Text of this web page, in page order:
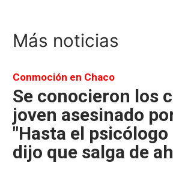
Más noticias
Conmoción en Chaco
Se conocieron los
joven asesinado
"Hasta el psicólogo
dijo que salga de